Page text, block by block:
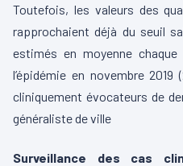
Toutefois, les valeurs des
rapprochaient déjà du seuil
estimés en moyenne
l’épidémie en novembre
cliniquement évocateurs de
généraliste de ville
Surveillance des cas